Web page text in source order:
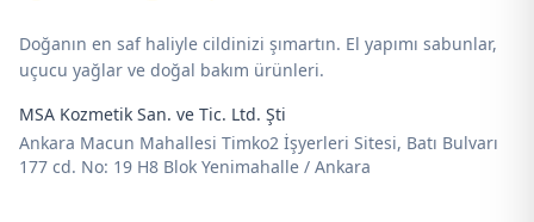
Doğanın en saf haliyle cildinizi şımartın. El yapımı sabunlar,
uçucu yağlar ve doğal bakım ürünleri.
MSA Kozmetik San. ve Tic. Ltd. Şti
Ankara Macun Mahallesi Timko2 İşyerleri Sitesi, Batı Bulvarı
177 cd. No: 19 H8 Blok Yenimahalle / Ankara